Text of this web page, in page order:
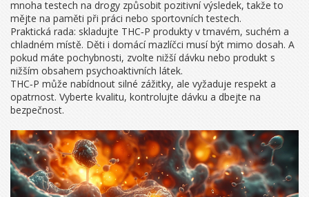
mnoha testech na drogy způsobit pozitivní výsledek, takže to
mějte na paměti při práci nebo sportovních testech.
Praktická rada: skladujte THC‑P produkty v tmavém, suchém a
chladném místě. Děti i domácí mazlíčci musí být mimo dosah. A
pokud máte pochybnosti, zvolte nižší dávku nebo produkt s
nižším obsahem psychoaktivních látek.
THC‑P může nabídnout silné zážitky, ale vyžaduje respekt a
opatrnost. Vyberte kvalitu, kontrolujte dávku a dbejte na
bezpečnost.